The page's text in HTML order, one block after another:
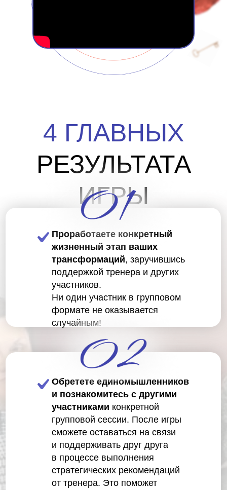
4 ГЛАВНЫХ
РЕЗУЛЬТАТА
ИГРЫ
Проработаете конкретный
жизненный этап ваших
трансформаций, заручившись
поддержкой тренера и других
участников.
Ни один участник в групповом
формате не оказывается
случайным!
Обретете единомышленников
и познакомитесь с другими
участниками конкретной
групповой сессии. После игры
сможете оставаться на связи
и поддерживать друг друга
в процессе выполнения
стратегических рекомендаций
от тренера. Это поможет